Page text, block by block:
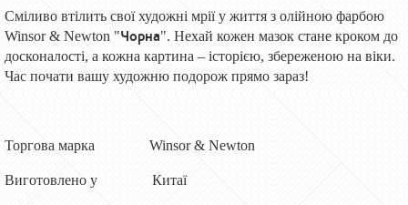
Сміливо втілить свої художні мрії у життя з олійною фарбою
Winsor & Newton "Чорна". Нехай кожен мазок стане кроком до
досконалості, а кожна картина – історією, збереженою на віки.
Час почати вашу художню подорож прямо зараз!
Торгова марка Winsor & Newton
Виготовлено у Китаї